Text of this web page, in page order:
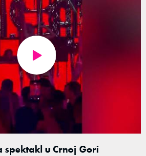
spektakl u Crnoj Gori